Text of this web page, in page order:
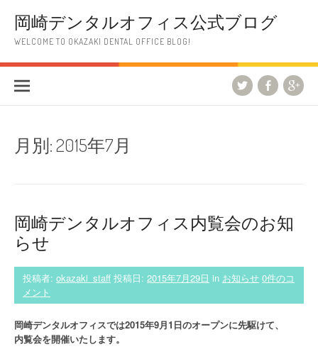
ツ
キ
岡崎デンタルオフィス公式ブログ
WELCOME TO OKAZAKI DENTAL OFFICE BLOG!
月別:2015年7月
岡崎デンタルオフィス内覧会のお知
らせ
投稿者: okazaki_staff 投稿日: 2015年7月29日 in お知らせ 0件のコ
メント
岡崎デンタルオフィスでは2015年9月1日のオープンに先駆けて、
内覧会を開催いたします。